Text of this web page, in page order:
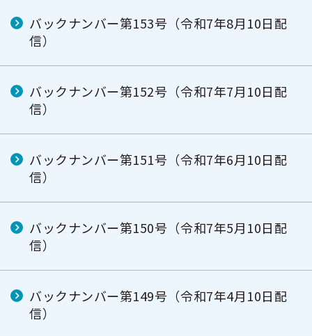
バックナンバー第153号（令和7年8月10日配
信）
バックナンバー第152号（令和7年7月10日配
信）
バックナンバー第151号（令和7年6月10日配
信）
バックナンバー第150号（令和7年5月10日配
信）
バックナンバー第149号（令和7年4月10日配
信）